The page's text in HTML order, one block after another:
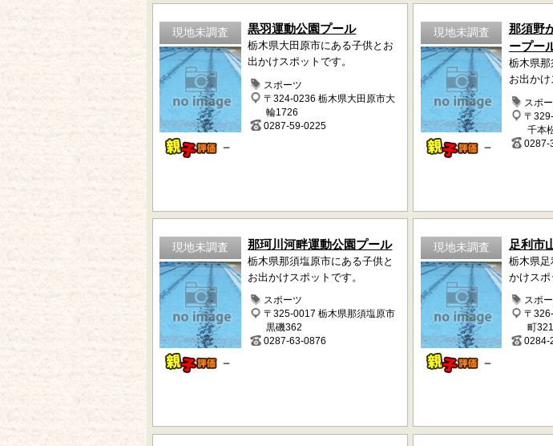
現地未調査
－
黒羽運動公園プール
栃木県大田原市にある子供とお
出かけスポットです。
スポーツ
〒324-0236 栃木県大田原市大
輪1726
0287-59-0225
現地未調査
－
那須野
ープー
栃木県那
お出かけ
スポ
〒
千本
0287-
現地未調査
－
那珂川河畔運動公園プール
栃木県那須塩原市にある子供と
お出かけスポットです。
スポーツ
〒325-0017 栃木県那須塩原市
黒磯362
0287-63-0876
現地未調査
－
足利市
栃木県足
かけスポ
スポ
〒
町321
0284-